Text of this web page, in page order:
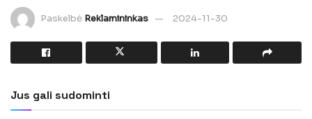
Paskelbė Reklamininkas 2024-11-30
Jus gali sudominti